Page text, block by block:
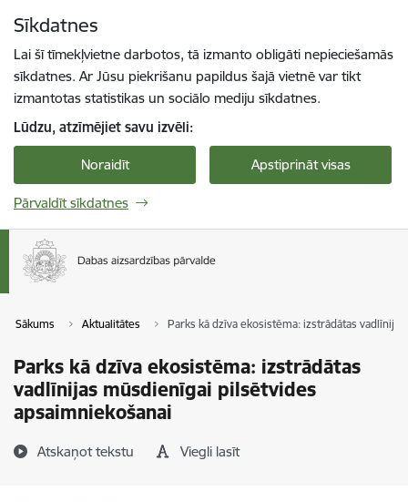
Sīkdatnes
Lai šī tīmekļvietne darbotos, tā izmanto obligāti nepieciešamās
sīkdatnes. Ar Jūsu piekrišanu papildus šajā vietnē var tikt
izmantotas statistikas un sociālo mediju sīkdatnes.
Lūdzu, atzīmējiet savu izvēli:
Noraidīt Apstiprināt visas
Pārvaldīt sīkdatnes
Sākums Aktualitātes Parks kā dzīva ekosistēma: izstrādātas
Parks kā dzīva ekosistēma: izstrādātas
vadlīnijas mūsdienīgai pilsētvides
apsaimniekošanai
Atskaņot tekstu Viegli lasīt